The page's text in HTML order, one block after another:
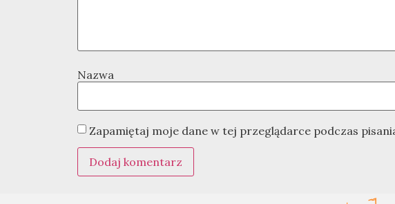
Nazwa
Zapamiętaj moje dane w tej przeglądarce podczas